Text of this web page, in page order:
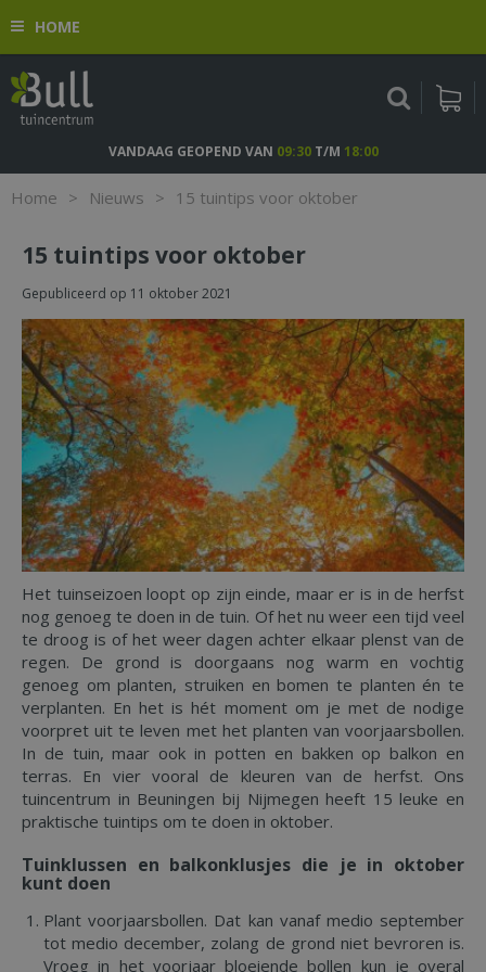
n
o
HOME
Home > Nieuws > 15 tuintips voor oktober
VANDAAG GEOPEND VAN 09:30T/M 18:00
15 tuintips voor oktober
Gepubliceerd op 11 oktober 2021
Het tuinseizoen loopt op zijn einde, maar er is in de herfst
nog genoeg te doen in de tuin. Of het nu weer een tijd veel
te droog is of het weer dagen achter elkaar plenst van de
regen. De grond is doorgaans nog warm en vochtig
genoeg om planten, struiken en bomen te planten én te
verplanten. En het is hét moment om je met de nodige
voorpret uit te leven met het planten van voorjaarsbollen.
In de tuin, maar ook in potten en bakken op balkon en
terras. En vier vooral de kleuren van de herfst. Ons
tuincentrum in Beuningen bij Nijmegen heeft 15 leuke en
praktische tuintips om te doen in oktober.
Tuinklussen en balkonklusjes die je in oktober
kunt doen
Plant voorjaarsbollen. Dat kan vanaf medio september
tot medio december, zolang de grond niet bevroren is.
Vroeg in het voorjaar bloeiende bollen kun je overal